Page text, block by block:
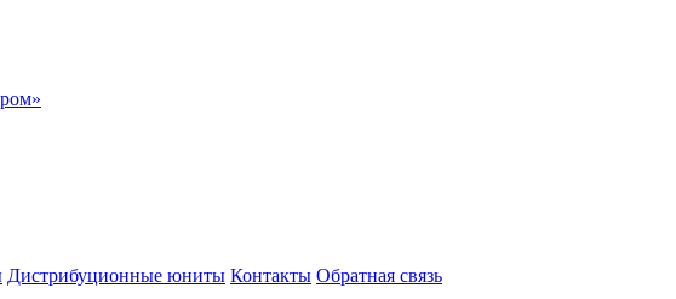
Дистрибуционные юниты Контакты Обратная связь